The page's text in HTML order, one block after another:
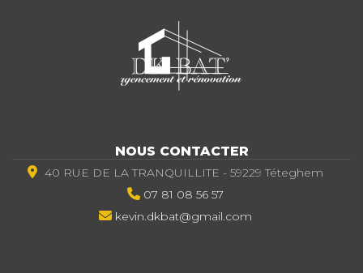
NOUS CONTACTER
40 RUE DE LA TRANQUILLITE - 59229 Téteghem
07 81 08 56 57
kevin.dkbat@gmail.com